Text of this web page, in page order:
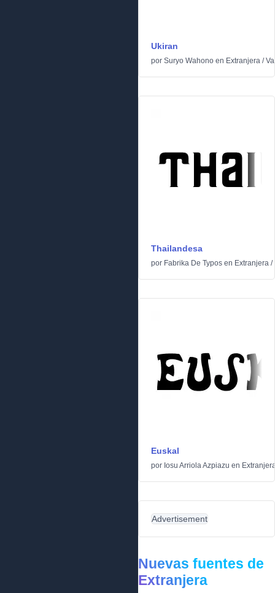
Ukiran
por Suryo Wahono en Extranjera /
Thailandesa
por Fabrika De Typos en Extranjera /
Euskal
por Iosu Arriola Azpiazu en
Advertisement
Nuevas fuentes de
Extranjera